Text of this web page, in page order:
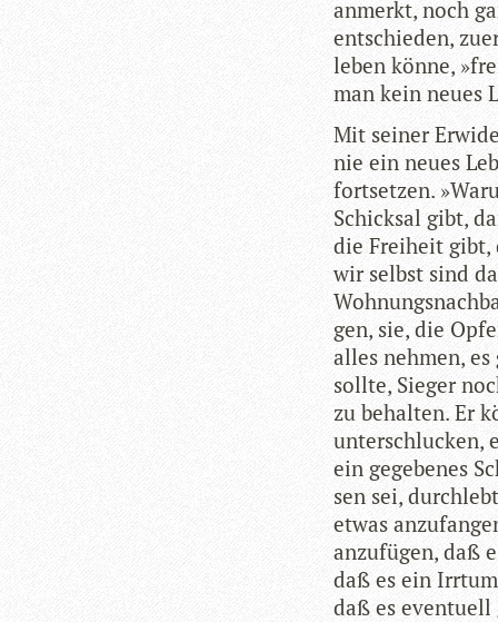
anmerkt, noch
ent­schie­den,
leben könne,
man kein neues
Mit sei­ner
nie ein neues
fort­set­zen.
Schick­sal gibt,
die Frei­heit gibt,
wir selbst sind
gen, sie, die
alles neh­men,
sollte, Sie­ger
zu behal­ten. Er
un­ter­schlu­cken,
ein gege­be­nes
sen sei,
etwas
anzu­fü­gen, daß
daß es ein
daß es